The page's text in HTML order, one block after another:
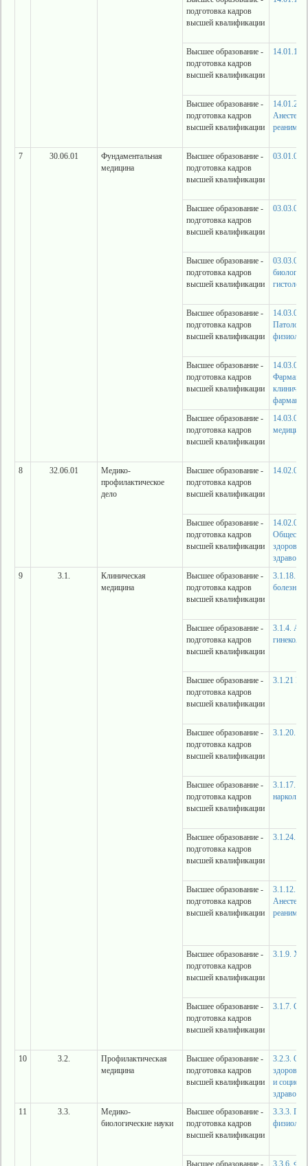
подготовка кадров
высшей квалификации
Высшее образование -
подготовка кадров
высшей квалификации
14.01.17
Высшее образование -
подготовка кадров
высшей квалификации
14.01.20
7 30.06.01
Фундаментальная
медицина
Высшее образование -
подготовка кадров
высшей квалификации
03.01.04
Высшее образование -
подготовка кадров
высшей квалификации
03.03.01
Высшее образование -
подготовка кадров
высшей квалификации
03.03.04
Высшее образование -
подготовка кадров
высшей квалификации
14.03.03
Высшее образование -
подготовка кадров
высшей квалификации
14.03.06
Высшее образование -
подготовка кадров
высшей квалификации
14.03.05
медицина
8 32.06.01
Медико-
профилактическое
дело
Высшее образование -
подготовка кадров
высшей квалификации
14.02.01
Высшее образование -
подготовка кадров
высшей квалификации
14.02.03
здоровье
9
3.1.
Клиническая
медицина
Высшее образование -
подготовка кадров
высшей квалификации
3.1.18.
болезни
Высшее образование -
подготовка кадров
высшей квалификации
3.1.4.
Высшее образование -
подготовка кадров
высшей квалификации
3.1.21
Высшее образование -
подготовка кадров
высшей квалификации
3.1.20.
Высшее образование -
подготовка кадров
высшей квалификации
3.1.17.
Высшее образование -
подготовка кадров
высшей квалификации
3.1.24.
Высшее образование -
подготовка кадров
высшей квалификации
3.1.12.
Высшее образование -
подготовка кадров
высшей квалификации
3.1.9.
Высшее образование -
подготовка кадров
высшей квалификации
3.1.7.
10 3.2.
Профилактическая
медицина
Высшее образование -
подготовка кадров
высшей квалификации
3.2.3.
здоровье,
и
11
3.3.
Медико-
биологические науки
Высшее образование -
подготовка кадров
высшей квалификации
3.3.3.
Высшее образование -
3.3.6.